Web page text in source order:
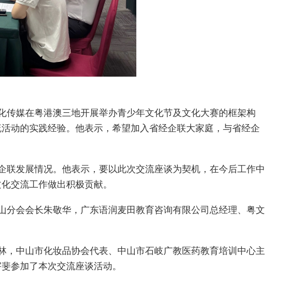
媒在粤港澳三地开展举办青少年文化节及文化大赛的框架构
动的实践经验。他表示，希望加入省经企联大家庭，与省经企
发展情况。他表示，要以此次交流座谈为契机，在今后工作中
交流工作做出积极贡献。
会会长朱敬华，广东语润麦田教育咨询有限公司总经理、粤文
中山市化妆品协会代表、中山市石岐广教医药教育培训中心主
参加了本次交流座谈活动。